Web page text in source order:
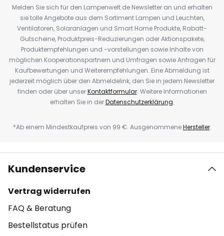
Melden Sie sich für den Lampenwelt.de Newsletter an und erhalten
sie tolle Angebote aus dem Sortiment Lampen und Leuchten,
Ventilatoren, Solaranlagen und Smart Home Produkte, Rabatt-
Gutscheine, Produktpreis-Reduzierungen oder Aktionspakete,
Produktempfehlungen und -vorstellungen sowie Inhalte von
möglichen Kooperationspartnern und Umfragen sowie Anfragen für
Kaufbewertungen und Weiterempfehlungen. Eine Abmeldung ist
jederzeit möglich über den Abmeldelink, den Sie in jedem Newsletter
finden oder über unserKontaktformular. Weitere Informationen
erhalten Sie in derDatenschutzerklärung.
*Ab einem Mindestkaufpreis von 99 €. AusgenommeneHersteller.
Kundenservice
Vertrag widerrufen
FAQ & Beratung
Bestellstatus prüfen